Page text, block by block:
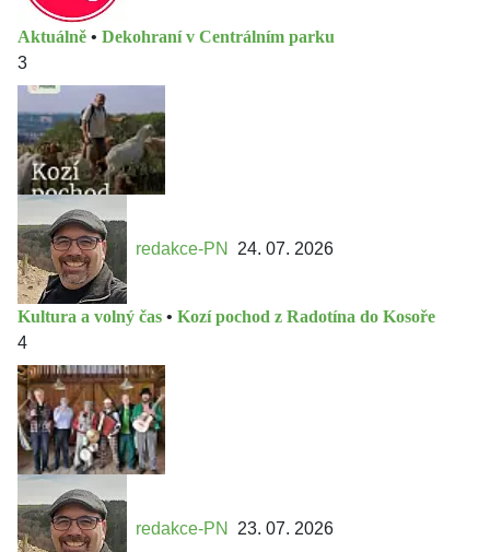
Aktuálně • Dekohraní v Centrálním parku
3
redakce-PN 24. 07. 2026
Kultura a volný čas • Kozí pochod z Radotína do Kosoře
4
redakce-PN 23. 07. 2026